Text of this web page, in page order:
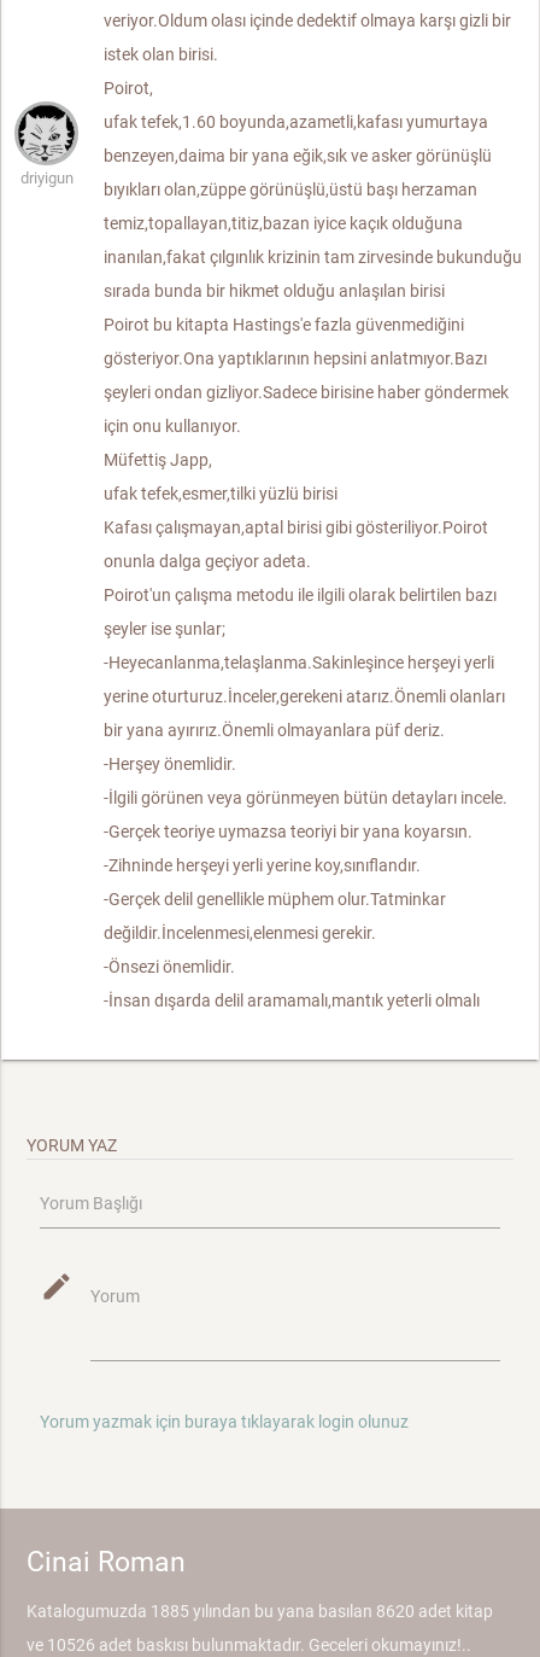
driyigun
veriyor.Oldum olası içinde dedektif olmaya karşı gizli bir
istek olan birisi.
Poirot,
ufak tefek,1.60 boyunda,azametli,kafası yumurtaya
benzeyen,daima bir yana eğik,sık ve asker görünüşlü
bıyıkları olan,züppe görünüşlü,üstü başı herzaman
temiz,topallayan,titiz,bazan iyice kaçık olduğuna
inanılan,fakat çılgınlık krizinin tam zirvesinde bukunduğu
sırada bunda bir hikmet olduğu anlaşılan birisi
Poirot bu kitapta Hastings'e fazla güvenmediğini
gösteriyor.Ona yaptıklarının hepsini anlatmıyor.Bazı
şeyleri ondan gizliyor.Sadece birisine haber göndermek
için onu kullanıyor.
Müfettiş Japp,
ufak tefek,esmer,tilki yüzlü birisi
Kafası çalışmayan,aptal birisi gibi gösteriliyor.Poirot
onunla dalga geçiyor adeta.
Poirot'un çalışma metodu ile ilgili olarak belirtilen bazı
şeyler ise şunlar;
-Heyecanlanma,telaşlanma.Sakinleşince herşeyi yerli
yerine oturturuz.İnceler,gerekeni atarız.Önemli olanları
bir yana ayırırız.Önemli olmayanlara püf deriz.
-Herşey önemlidir.
-İlgili görünen veya görünmeyen bütün detayları incele.
-Gerçek teoriye uymazsa teoriyi bir yana koyarsın.
-Zihninde herşeyi yerli yerine koy,sınıflandır.
-Gerçek delil genellikle müphem olur.Tatminkar
değildir.İncelenmesi,elenmesi gerekir.
-Önsezi önemlidir.
-İnsan dışarda delil aramamalı,mantık yeterli olmalı
YORUM YAZ
Yorum Başlığı
mode_edit Yorum
Yorum yazmak için buraya tıklayarak login olunuz
Cinai Roman
Katalogumuzda 1885 yılından bu yana basılan 8620 adet kitap
ve 10526 adet baskısı bulunmaktadır. Geceleri okumayınız!..